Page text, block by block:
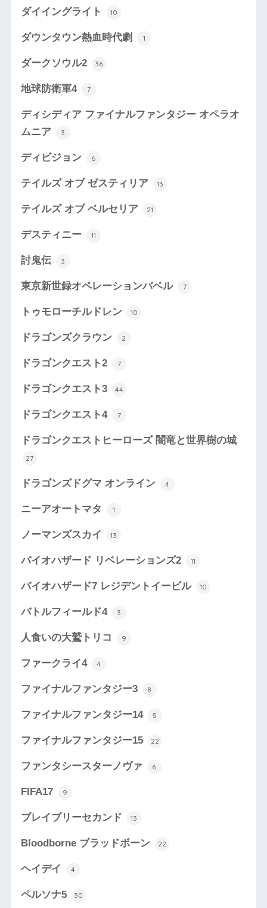
ダイイングライト 10
ダウンタウン熱血時代劇 1
ダークソウル2 36
地球防衛軍4 7
ディシディア ファイナルファンタジー オペラオ
ムニア
3
ディビジョン 6
テイルズ オブ ゼスティリア 13
テイルズ オブ ベルセリア 21
デスティニー 11
討鬼伝 3
東京新世録オペレーションバベル 7
トゥモローチルドレン 10
ドラゴンズクラウン 2
ドラゴンクエスト2 7
ドラゴンクエスト3 44
ドラゴンクエスト4 7
ドラゴンクエストヒーローズ 闇竜と世界樹の城
27
ドラゴンズドグマ オンライン 4
ニーアオートマタ 1
ノーマンズスカイ 13
バイオハザード リベレーションズ2 11
バイオハザード7 レジデントイービル 10
バトルフィールド4 3
人食いの大鷲トリコ 9
ファークライ4 4
ファイナルファンタジー3 8
ファイナルファンタジー14 5
ファイナルファンタジー15 22
ファンタシースターノヴァ 6
FIFA17 9
ブレイブリーセカンド 13
Bloodborne ブラッドボーン 22
ヘイデイ 4
ペルソナ5 30